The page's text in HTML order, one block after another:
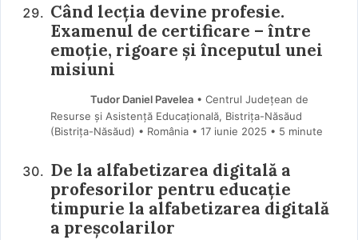
Când lecția devine profesie.
Examenul de certificare – între
emoție, rigoare și începutul unei
misiuni
Tudor Daniel Pavelea• Centrul Județean de
Resurse și Asistență Educațională, Bistrița-Năsăud
(Bistriţa-Năsăud) • România
17 iunie 2025 • 5 minute
De la alfabetizarea digitală a
profesorilor pentru educație
timpurie la alfabetizarea digitală
a preșcolarilor